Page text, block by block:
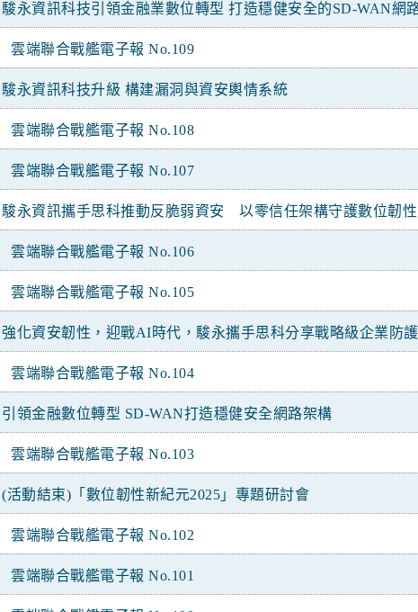
駿永資訊科技引領金融業數位轉型 打造穩健安全的SD-WAN網
雲端聯合戰艦電子報 No.109
駿永資訊科技升級 構建漏洞與資安輿情系統
雲端聯合戰艦電子報 No.108
雲端聯合戰艦電子報 No.107
駿永資訊攜手思科推動反脆弱資安 以零信任架構守護數位韌性
雲端聯合戰艦電子報 No.106
雲端聯合戰艦電子報 No.105
強化資安韌性，迎戰AI時代，駿永攜手思科分享戰略級企業防
雲端聯合戰艦電子報 No.104
引領金融數位轉型 SD-WAN打造穩健安全網路架構
雲端聯合戰艦電子報 No.103
(活動結束)「數位韌性新紀元2025」專題研討會
雲端聯合戰艦電子報 No.102
雲端聯合戰艦電子報 No.101